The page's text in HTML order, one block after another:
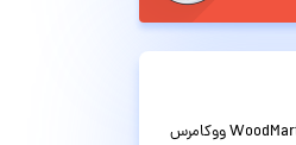
قالب فروشگاهی چندمنظوره وودمارت WoodMart ووکامرس